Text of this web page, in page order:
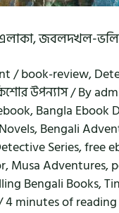
এলাকা, জবলদখল-
/book-review,
উপন্যাস/ By
,Bangla Ebook
,Bengali
Series,free
,Musa Adventures,
Bengali Books,
4 minutes of reading